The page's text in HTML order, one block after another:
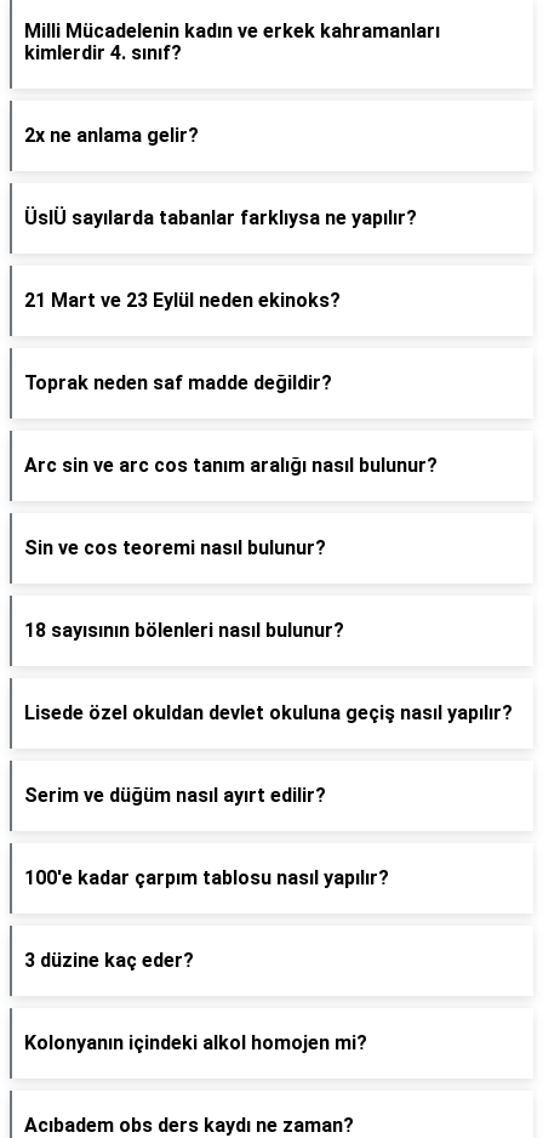
Milli Mücadelenin kadın ve erkek kahramanları
kimlerdir 4. sınıf?
2x ne anlama gelir?
ÜslÜ sayılarda tabanlar farklıysa ne yapılır?
21 Mart ve 23 Eylül neden ekinoks?
Toprak neden saf madde değildir?
Arc sin ve arc cos tanım aralığı nasıl bulunur?
Sin ve cos teoremi nasıl bulunur?
18 sayısının bölenleri nasıl bulunur?
Lisede özel okuldan devlet okuluna geçiş nasıl yapılır?
Serim ve düğüm nasıl ayırt edilir?
100'e kadar çarpım tablosu nasıl yapılır?
3 düzine kaç eder?
Kolonyanın içindeki alkol homojen mi?
Acıbadem obs ders kaydı ne zaman?